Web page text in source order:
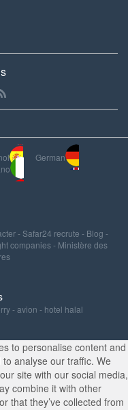
German
-Safar24 recrute - Blog -
companies- Ministère des
-avion - hotel halal
to personalise content and
analyse our traffic. We
site with our social media,
combine it with other
that they’ve collected from